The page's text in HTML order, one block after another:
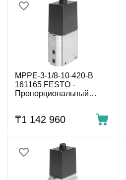
MPPE-3-1/8-10-420-B
161165 FESTO -
Пропорциональный
₸1 142 960